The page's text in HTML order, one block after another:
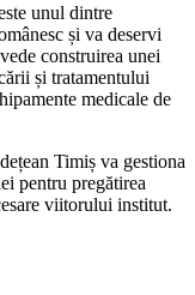
unul dintre
și va deservi
construirea unei
și tratamentului
medicale de
Timiș va gestiona
pentru pregătirea
viitorului institut.